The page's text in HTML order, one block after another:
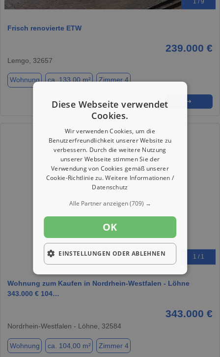
1 / 9
Frisch renovierte ETW
239.000 €
Lemgo, 32657
Wohnung ca. 133,00 m² Zimmer 4
★ ➦ ➜
1 / 1
Wohnung zum Kaufen in Nordrhein-Westfalen - Löhne
343.000 € 104…
343.000 €
Nordrhein-Westfalen - Löhne, 32584
Wohnung ca. 104,00 m² Zimmer 4
Diese Webseite verwendet
Cookies.
Wir verwenden Cookies, um die
Benutzerfreundlichkeit unserer Website zu
verbessern. Durch die weitere Nutzung
unserer Webseite stimmen Sie der
Verwendung von Cookies gemäß unserer
Cookie-Richtlinie zu.Weitere Informationen /
Datenschutz
Alle Partner anzeigen(709) →
OK
EINSTELLUNGEN ODER ABLEHNEN